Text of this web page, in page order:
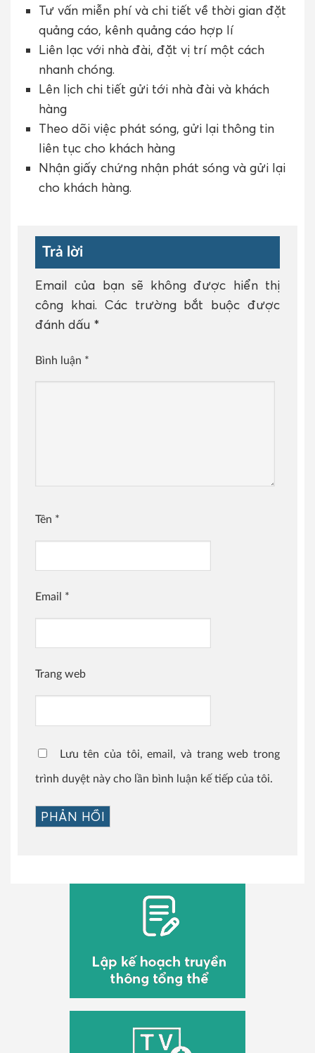
Tư vấn miễn phí và chi tiết về thời gian đặt
quảng cáo, kênh quảng cáo hợp lí
Liên lạc với nhà đài, đặt vị trí một cách
nhanh chóng.
Lên lịch chi tiết gửi tới nhà đài và khách
hàng
Theo dõi việc phát sóng, gửi lại thông tin
liên tục cho khách hàng
Nhận giấy chứng nhận phát sóng và gửi lại
cho khách hàng.
Trả lời
Email của bạn sẽ không được hiển thị
công khai. Các trường bắt buộc được
đánh dấu *
Bình luận *
Tên *
Email *
Trang web
Lưu tên của tôi, email, và trang web trong
trình duyệt này cho lần bình luận kế tiếp của tôi.